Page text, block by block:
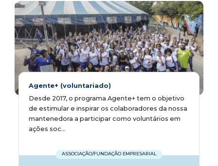
Agente+ (voluntariado)
Desde 2017, o programa Agente+ tem o objetivo
de estimular e inspirar os colaboradores da nossa
mantenedora a participar como voluntários em
ações soc...
ASSOCIAÇÃO/FUNDAÇÃO EMPRESARIAL